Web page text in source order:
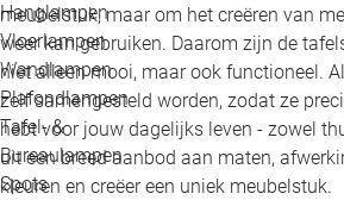
Hanglampen
Vloerlampen
Wandlampen
Plafondlampen
Tafel- &
Bureaulampen
Spots
meubelstuk, maar om het creëren van
weer kan gebruiken. Daarom zijn de
niet alleen mooi, maar ook functioneel.
zelf samengesteld worden, zodat ze
hebt voor jouw dagelijks leven - zowel
uit een breed aanbod aan maten,
kleuren en creëer een uniek meubelstuk.